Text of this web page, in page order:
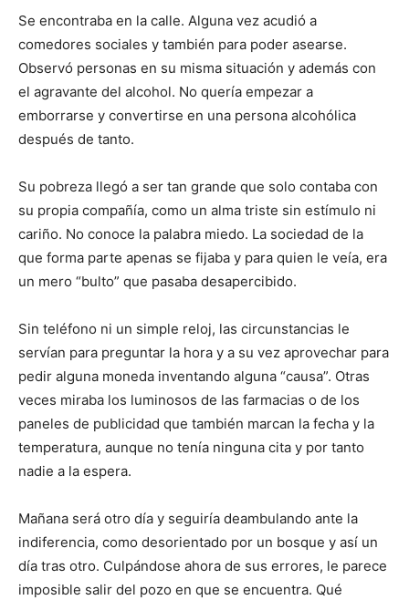
Se encontraba en la calle. Alguna vez acudió a
comedores sociales y también para poder asearse.
Observó personas en su misma situación y además con
el agravante del alcohol. No quería empezar a
emborrarse y convertirse en una persona alcohólica
después de tanto.
Su pobreza llegó a ser tan grande que solo contaba con
su propia compañía, como un alma triste sin estímulo ni
cariño. No conoce la palabra miedo. La sociedad de la
que forma parte apenas se fijaba y para quien le veía, era
un mero “bulto” que pasaba desapercibido.
Sin teléfono ni un simple reloj, las circunstancias le
servían para preguntar la hora y a su vez aprovechar para
pedir alguna moneda inventando alguna “causa”. Otras
veces miraba los luminosos de las farmacias o de los
paneles de publicidad que también marcan la fecha y la
temperatura, aunque no tenía ninguna cita y por tanto
nadie a la espera.
Mañana será otro día y seguiría deambulando ante la
indiferencia, como desorientado por un bosque y así un
día tras otro. Culpándose ahora de sus errores, le parece
imposible salir del pozo en que se encuentra. Qué